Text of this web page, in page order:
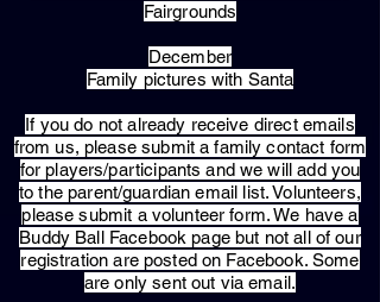
Fairgrounds
December
Family pictures with Santa
​If you do not already receive direct emails
from us, please submit a family contact form
for players/participants and we will add you
to the parent/guardian email list. Volunteers,
please submit a volunteer form. We have a
Buddy Ball Facebook page but not all of our
registration are posted on Facebook. Some
are only sent out via email.